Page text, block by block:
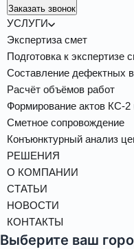
Заказать звонок
УСЛУГИ
Экспертиза смет
Подготовка к экспертизе
Составление дефектных
Расчёт объёмов работ
Формирование актов КС-
Сметное сопровождение
Конъюнктурный анализ
РЕШЕНИЯ
О КОМПАНИИ
СТАТЬИ
НОВОСТИ
КОНТАКТЫ
Выберите ваш